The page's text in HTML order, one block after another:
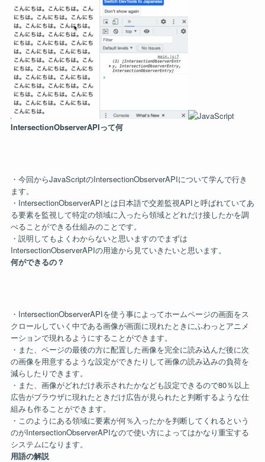
IntersectionObserverAPIって何
・今回からJavaScriptのIntersectionObserverAPIについて学んで行き
ます。
・IntersectionObserverAPIとは日本語で交差監視APIと呼ばれていてあ
る要素を監視して特定の領域に入ったら領域とどれだけ接したかを調
べることができる仕組みのことです。
・説明してもよくわからないと思いますのでまずは
IntersectionObserverAPIの用途から見ていきたいと思います。
何ができるの？
・IntersectionObserverAPIを使う事によってホームページの画面をス
クロールしていく中である画像が画面に現れたときにふわっとアニメ
ーションで現れるようにすることができます。
・また、ページの最後の方に配置した画像を完全に読み込んだ後に次
の画像を用意するような設定ができたりして画像の読み込みの負荷を
減らしたりできます。
・また、画像がどれだけ表示されたかなども設定できるので80％以上
広告がブラウザに現れたときだけ広告が見られたと判断するような仕
組みも作ることができます。
・このようにある領域に要素が何％入ったかを判断してくれるという
のがIntersectionObserverAPIなので使い方によってはかなり重宝する
システムになります。
用語の解説